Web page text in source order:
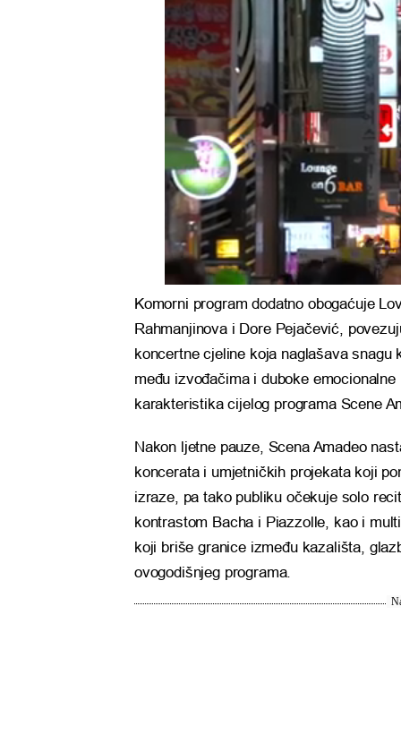
Komorni program dodatno obogaćuje
Rahmanjinova i Dore Pejačević,
koncertne cjeline koja naglašava
među izvođačima i duboke
karakteristika cijelog programa Scene
Nakon ljetne pauze, Scena Amadeo
koncerata i umjetničkih projekata koji
izraze, pa tako publiku očekuje solo
kontrastom Bacha i Piazzolle, kao i
koji briše granice između kazališta,
ovogodišnjeg programa.